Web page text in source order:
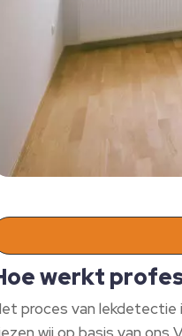
werkt
proces van lekdetectie